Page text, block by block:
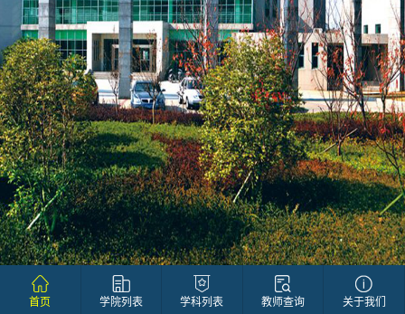
首页 学院列表 学科列表 教师查询 关于我们